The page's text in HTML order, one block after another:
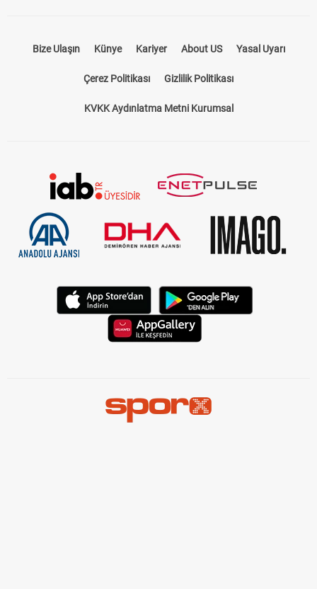
Bize Ulaşın Künye Kariyer About US Yasal Uyarı
Çerez Politikası Gizlilik Politikası
KVKK Aydınlatma Metni Kurumsal